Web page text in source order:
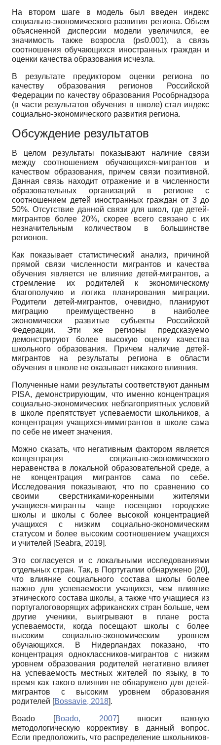
На втором шаге в модель был введен индекс
социально-экономического развития региона. Объем
объясненной дисперсии модели увеличился, ее
значимость также возросла (p≤0.001), а связь
соотношения обучающихся иностранных граждан и
оценки качества образования исчезла.
В результате предиктором оценки региона по
качеству образования регионов Российской
Федерации по качеству образования Рособрнадзора
(в части результатов обучения в школе) стал индекс
социально-экономического развития региона.
Обсуждение результатов
В целом результаты показывают наличие связи
между соотношением обучающихся-мигрантов и
качеством образования, причем связи позитивной.
Данная связь находит отражение и в численности
образовательных организаций в регионе с
соотношением детей иностранных граждан от 3 до
50%. Отсутствие данной связи для школ, где детей-
мигрантов более 20%, скорее всего связано с их
незначительным количеством в большинстве
регионов.
Как показывает статистический анализ, причиной
прямой связи численности мигрантов и качества
обучения является не влияние детей-мигрантов, а
стремление их родителей к экономическому
благополучию и логика планирования миграции.
Родители детей-мигрантов, очевидно, планируют
миграцию преимущественно в наиболее
экономически развитые субъекты Российской
Федерации. Эти же регионы предсказуемо
демонстрируют более высокую оценку качества
школьного образования. Причем наличие детей-
мигрантов на результаты региона в области
обучения в школе не оказывает никакого влияния.
Полученные нами результаты соответствуют данным
PISA, демонстрирующим, что именно концентрация
социально-экономических неблагоприятных условий
в школе препятствует успеваемости школьников, а
концентрация учащихся-иммигрантов в школе сама
по себе не имеет значения.
Можно сказать, что негативным фактором является
концентрация социально-экономического
неравенства в локальной образовательной среде, а
не концентрация мигрантов сама по себе.
Исследования показывают, что по сравнению со
своими сверстниками-коренными жителями
учащиеся-мигранты чаще посещают городские
школы и школы с более высокой концентрацией
учащихся с низким социально-экономическим
статусом и более высоким соотношением учащихся
и учителей [Seabra, 2019].
Это согласуется и с локальными исследованиями
отдельных стран. Так, в Португалии обнаружено [20],
что влияние социального состава школы более
важно для успеваемости учащихся, чем влияние
этнического состава школы, а также что учащиеся из
португалоговорящих африканских стран больше, чем
другие ученики, выигрывают в плане роста
успеваемости, когда посещают школы с более
высоким социально-экономическим уровнем
обучающихся. В Нидерландах показано, что
концентрация одноклассников-мигрантов с низким
уровнем образования родителей негативно влияет
на успеваемость местных жителей по языку, в то
время как такого влияния не обнаружено для детей-
мигрантов с высоким уровнем образования
родителей [Bossavie, 2018].
Boado [Boado, 2007] вносит важную
методологическую коррективу в данный вопрос.
Если предположить, что распределение школьников-